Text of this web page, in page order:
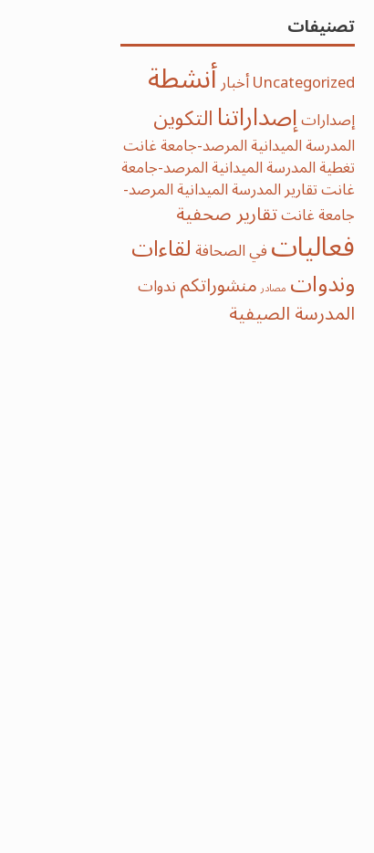
تصنيفات
Uncategorizedأخبارأنشطة
إصداراتإصداراتناالتكوين
المدرسة الميدانية المرصد-جامعة غانت
تغطية المدرسة الميدانية المرصد-جامعة
غانتتقارير المدرسة الميدانية المرصد-
جامعة غانتتقارير صحفية
فعالياتفي الصحافةلقاءات
وندوات مصادر منشوراتكمندوات
‫‫المدرسة‬ الصيفية‬